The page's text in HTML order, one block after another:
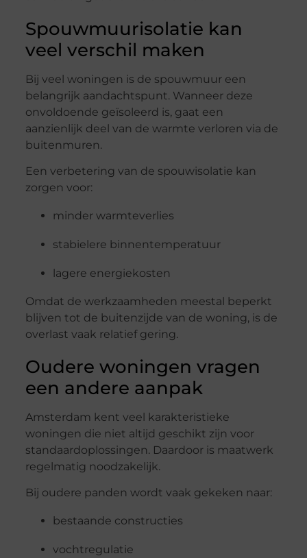
Spouwmuurisolatie kan
veel verschil maken
Bij veel woningen is de spouwmuur een
belangrijk aandachtspunt. Wanneer deze
onvoldoende geïsoleerd is, gaat een
aanzienlijk deel van de warmte verloren via de
buitenmuren.
Een verbetering van de spouwisolatie kan
zorgen voor:
minder warmteverlies
stabielere binnentemperatuur
lagere energiekosten
Omdat de werkzaamheden meestal beperkt
blijven tot de buitenzijde van de woning, is de
overlast vaak relatief gering.
Oudere woningen vragen
een andere aanpak
Amsterdam kent veel karakteristieke
woningen die niet altijd geschikt zijn voor
standaardoplossingen. Daardoor is maatwerk
regelmatig noodzakelijk.
Bij oudere panden wordt vaak gekeken naar:
bestaande constructies
vochtregulatie